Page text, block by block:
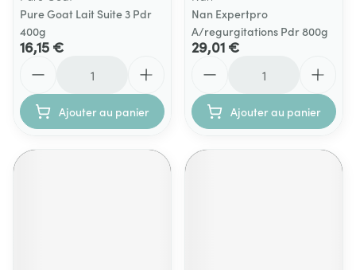
Pure Goat Lait Suite 3 Pdr
400g
16,15 €
Ajouter au panier
Nan Expertpro
A/regurgitations Pdr 800g
29,01 €
Ajouter au panier